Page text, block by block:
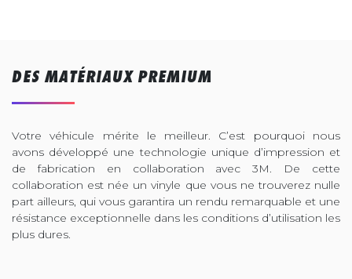
DES MATÉRIAUX PREMIUM
Votre véhicule mérite le meilleur. C’est pourquoi nous
avons développé une technologie unique d’impression et
de fabrication en collaboration avec 3M. De cette
collaboration est née un vinyle que vous ne trouverez nulle
part ailleurs, qui vous garantira un rendu remarquable et une
résistance exceptionnelle dans les conditions d’utilisation les
plus dures.